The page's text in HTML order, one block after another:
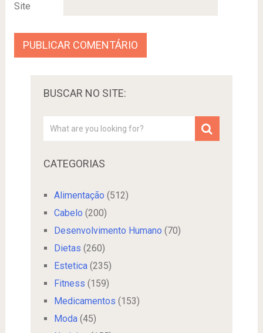
Site
BUSCAR NO SITE:
CATEGORIAS
Alimentação (512)
Cabelo (200)
Desenvolvimento Humano (70)
Dietas (260)
Estetica(235)
Fitness (159)
Medicamentos (153)
Moda(45)